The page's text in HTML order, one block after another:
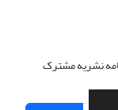
نشریه مشترک